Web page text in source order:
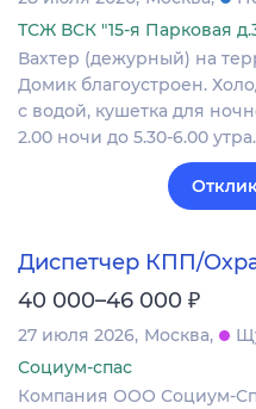
ТСЖ ВСК "15-я Парковая
Вахтер (дежурный) на
Домик благоустроен.
с водой, кушетка для
2.00 ночи до 5.30-6.00 утра.
Диспетчер КПП/
40 000–46 000 ₽
27 июля 2026 Москва
Социум-спас
Компания ООО Социум-